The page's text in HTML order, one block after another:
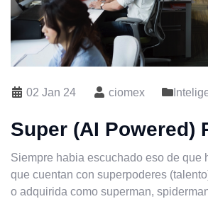
02 Jan 24 ciomex
Super (AI Powered)
Siempre habia escuchado eso de que
que cuentan con superpoderes
o adquirida como superman,